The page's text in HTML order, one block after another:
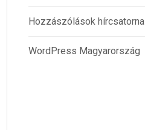
Hozzászólások hírcsatorna
WordPress Magyarország